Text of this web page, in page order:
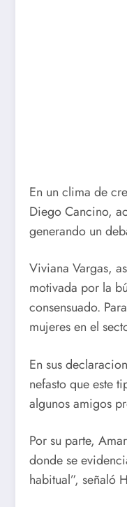
En un clima de
Diego Cancino,
generando un
Viviana Vargas,
motivada por la
consensuado.
mujeres en el
En sus
nefasto que este
algunos amigos
Por su parte,
donde se
habitual”, señaló